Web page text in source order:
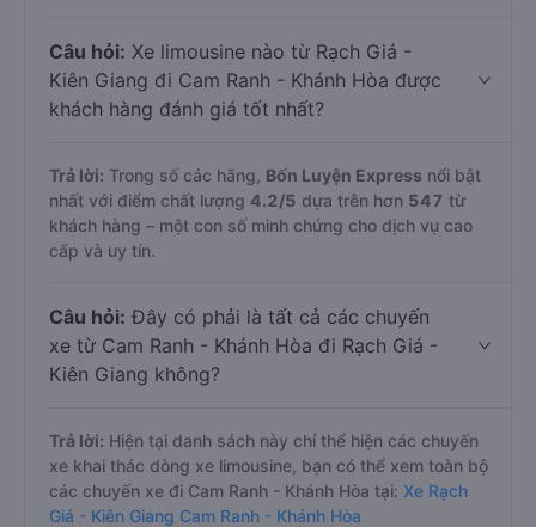
Câu hỏi: Xe limousine nào từ Rạch Giá -
Kiên Giang đi Cam Ranh - Khánh Hòa được
khách hàng đánh giá tốt nhất?
Trả lời: Trong số các hãng, Bốn Luyện Express nổi bật
nhất với điểm chất lượng 4.2/5 dựa trên hơn 547 từ
khách hàng – một con số minh chứng cho dịch vụ cao
cấp và uy tín.
Câu hỏi: Đây có phải là tất cả các chuyến
xe từ Cam Ranh - Khánh Hòa đi Rạch Giá -
Kiên Giang không?
Trả lời: Hiện tại danh sách này chỉ thể hiện các chuyến
xe khai thác dòng xe limousine, bạn có thể xem toàn bộ
các chuyến xe đi Cam Ranh - Khánh Hòa tại: Xe Rạch
Giá - Kiên Giang Cam Ranh - Khánh Hòa